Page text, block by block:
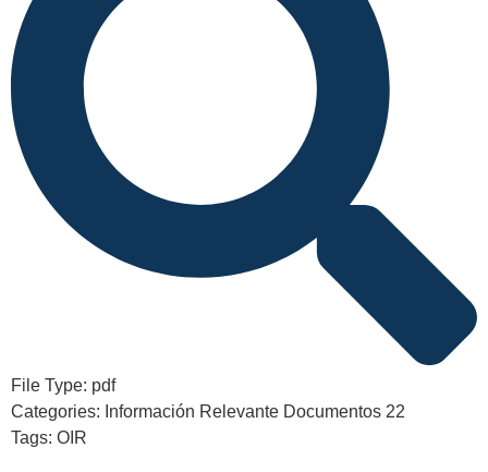
File Type: pdf
Categories: Información Relevante Documentos 22
Tags: OIR